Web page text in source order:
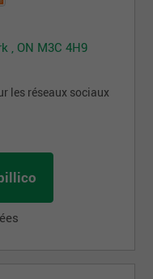
, ON M3C 4H9
les réseaux sociaux